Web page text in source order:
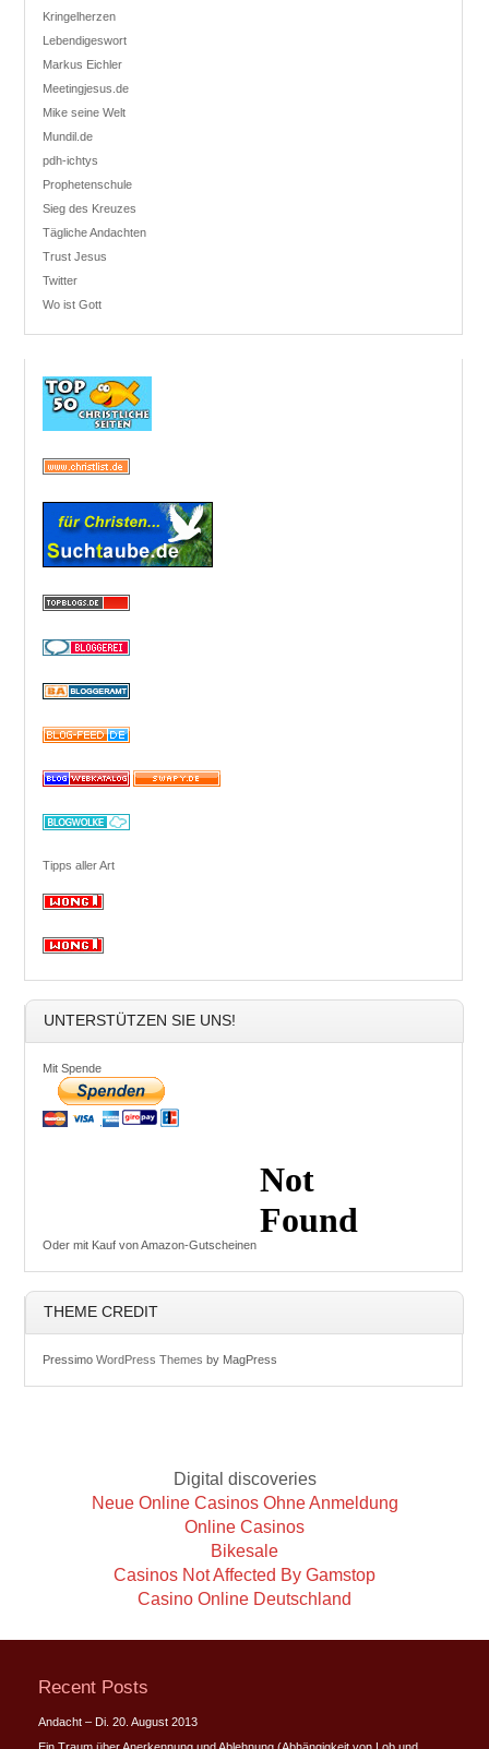
Kringelherzen
Lebendigeswort
Markus Eichler
Meetingjesus.de
Mike seine Welt
Mundil.de
pdh-ichtys
Prophetenschule
Sieg des Kreuzes
Tägliche Andachten
Trust Jesus
Twitter
Wo ist Gott
Tipps aller Art
UNTERSTÜTZEN SIE UNS!
Mit Spende
Oder mit Kauf von Amazon-Gutscheinen
THEME CREDIT
PressimoWordPress Themes by MagPress
Digital discoveries
Neue Online Casinos Ohne Anmeldung
Online Casinos
Bikesale
Casinos Not Affected By Gamstop
Casino Online Deutschland
Recent Posts
Andacht – Di. 20. August 2013